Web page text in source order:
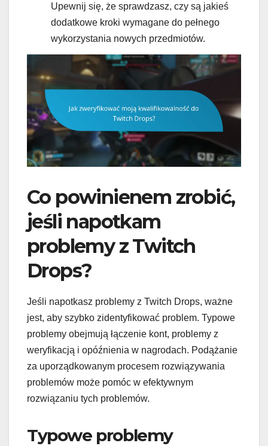
Upewnij się, że sprawdzasz, czy są jakieś
dodatkowe kroki wymagane do pełnego
wykorzystania nowych przedmiotów.
Co powinienem zrobić,
jeśli napotkam
problemy z Twitch
Drops?
Jeśli napotkasz problemy z Twitch Drops, ważne
jest, aby szybko zidentyfikować problem. Typowe
problemy obejmują łączenie kont, problemy z
weryfikacją i opóźnienia w nagrodach. Podążanie
za uporządkowanym procesem rozwiązywania
problemów może pomóc w efektywnym
rozwiązaniu tych problemów.
Typowe problemy